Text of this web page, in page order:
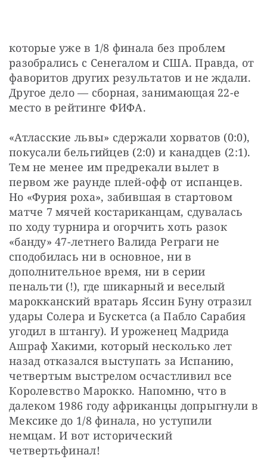
которые уже в 1/8 финала без проблем
разобрались с Сенегалом и США. Правда, от
фаворитов других результатов и не ждали.
Другое дело — сборная, занимающая 22-е
место в рейтинге ФИФА.
«Атласские львы» сдержали хорватов (0:0),
покусали бельгийцев (2:0) и канадцев (2:1).
Тем не менее им предрекали вылет в
первом же раунде плей-офф от испанцев.
Но «Фурия роха», забившая в стартовом
матче 7 мячей костариканцам, сдувалась
по ходу турнира и огорчить хоть разок
«банду» 47-летнего Валида Реграги не
сподобилась ни в основное, ни в
дополнительное время, ни в серии
пенальти (!), где шикарный и веселый
марокканский вратарь Яссин Буну отразил
удары Солера и Бускетса (а Пабло Сарабия
угодил в штангу). И уроженец Мадрида
Ашраф Хакими, который несколько лет
назад отказался выступать за Испанию,
четвертым выстрелом осчастливил все
Королевство Марокко. Напомню, что в
далеком 1986 году африканцы допрыгнули в
Мексике до 1/8 финала, но уступили
немцам. И вот исторический
четвертьфинал!